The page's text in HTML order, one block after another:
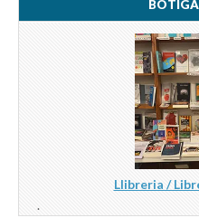
Llibreria /
.